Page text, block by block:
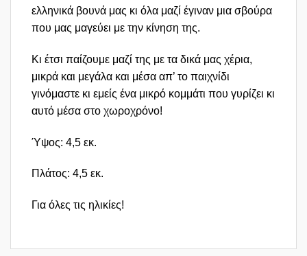
ελληνικά βουνά μας κι όλα μαζί έγιναν μια σβούρα
που μας μαγεύει με την κίνηση της.
Κι έτσι παίζουμε μαζί της με τα δικά μας χέρια,
μικρά και μεγάλα και μέσα απ’ το παιχνίδι
γινόμαστε κι εμείς ένα μικρό κομμάτι που γυρίζει κι
αυτό μέσα στο χωροχρόνο!
Ύψος: 4,5 εκ.
Πλάτος: 4,5 εκ.
Για όλες τις ηλικίες!